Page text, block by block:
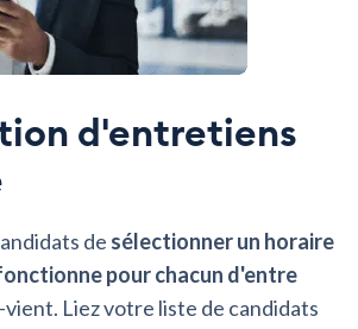
d'entretiens
de sélectionner un horaire
pour chacun d'entre
vient. Liez votre liste de candidats